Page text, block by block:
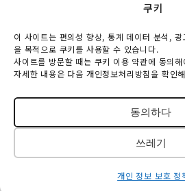
쿠키
이 사이트는 편의성 향상, 통계 데이터 분석,
을 목적으로 쿠키를 사용할 수 있습니다.
사이트를 방문할 때는 쿠키 이용 약관에 동의
자세한 내용은 다음 개인정보처리방침을 확인
동의하다
쓰레기
개인 정보 보호 정
Kamui Mintara DMO
Maruunhall 3rd floor, 10-3-2
Asahikawa-shi, Hokkaido, 070-
TEL :0166-73-6968
© 2018-2026 TAISETSU